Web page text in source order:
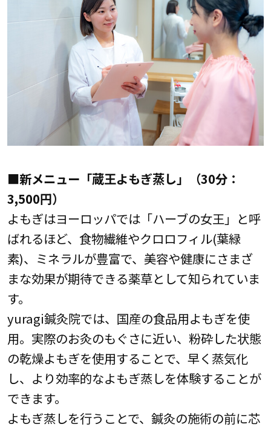
■新メニュー「蔵王よもぎ蒸し」（30分：
3,500円）
よもぎはヨーロッパでは「ハーブの女王」と呼
ばれるほど、食物繊維やクロロフィル(葉緑
素)、ミネラルが豊富で、美容や健康にさまざ
まな効果が期待できる薬草として知られていま
す。
yuragi鍼灸院では、国産の食品用よもぎを使
用。実際のお灸のもぐさに近い、粉砕した状態
の乾燥よもぎを使用することで、早く蒸気化
し、より効率的なよもぎ蒸しを体験することが
できます。
よもぎ蒸しを行うことで、鍼灸の施術の前に芯